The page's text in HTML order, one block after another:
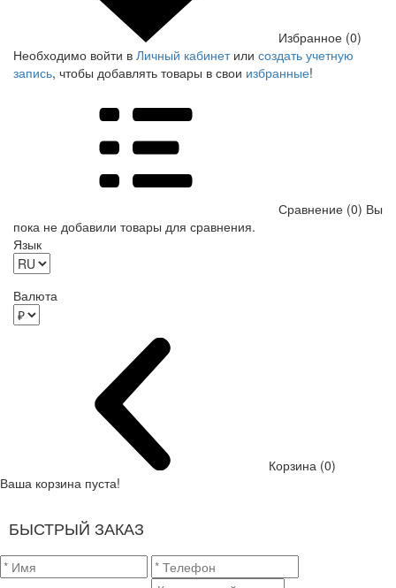
Избранное (0)
Необходимо войти в Личный кабинетили создать учетную
запись, чтобы добавлять товары в свои избранные!
Сравнение (0) Вы
пока не добавили товары для сравнения.
Язык
Валюта
Корзина (0)
Ваша корзина пуста!
БЫСТРЫЙ ЗАКАЗ